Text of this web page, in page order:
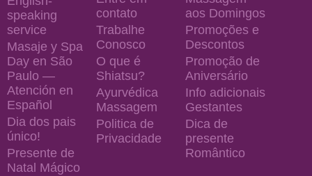
speaking
service
Masaje y Spa
Day en São
Paulo —
Atención en
Español
Dia dos pais
único!
Presente de
Natal Mágico
contato
Trabalhe
Conosco
O que é
Shiatsu?
Ayurvédica
Massagem
Politica de
Privacidade
aos Domingos
Promoções e
Descontos
Promoção de
Aniversário
Info adicionais
Gestantes
Dica de
presente
Romântico